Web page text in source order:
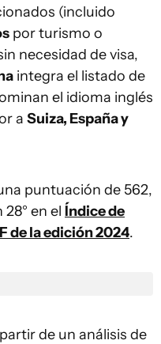
(incluido
por turismo o
necesidad de visa,
integra el listado de
el idioma inglés
a Suiza, España y
puntuación de 562,
en el Índice de
de la edición 2024.
de un análisis de